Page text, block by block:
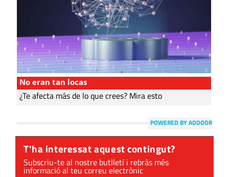
No eran tan locas
¿Te afecta más de lo que crees? Mira esto
POWERED BY ADDOOR
T'ha interessat aquest contingut?
Subscriu-te al nostre butlletí i rebràs més
informació al teu correu electrònic